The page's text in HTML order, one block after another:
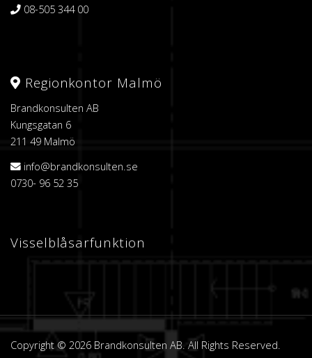
08-505 344 00
Regionkontor Malmö
Brandkonsulten AB
Kungsgatan 6
211 49 Malmö
info@brandkonsulten.se
0730- 96 52 35
Visselblåsarfunktion
Copyright © 2026 Brandkonsulten AB. All Rights Reserved.